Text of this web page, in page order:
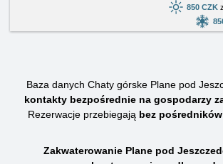
850 CZK
Baza danych Chaty górske Plane pod
kontakty bezpośrednie na gospodarzy
Rezerwacje przebiegają bez
Zakwaterowanie Plane pod